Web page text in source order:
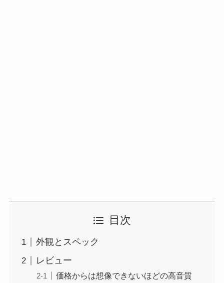
目次
外観とスペック
レビュー
価格からは想像できないほどの高音質